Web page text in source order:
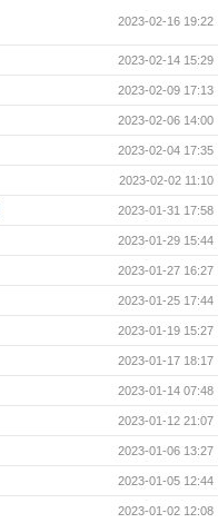
2023-02-16 19:22
2023-02-14 15:29
2023-02-09 17:13
2023-02-06 14:00
2023-02-04 17:35
2023-02-02 11:10
2023-01-31 17:58
2023-01-29 15:44
2023-01-27 16:27
2023-01-25 17:44
2023-01-19 15:27
2023-01-17 18:17
2023-01-14 07:48
2023-01-12 21:07
2023-01-06 13:27
2023-01-05 12:44
2023-01-02 12:08